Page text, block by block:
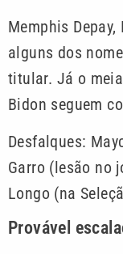
Memphis
alguns dos
titular. Já o
Bidon seguem
Desfalques:
Garro (lesão no
Longo (na
Provável